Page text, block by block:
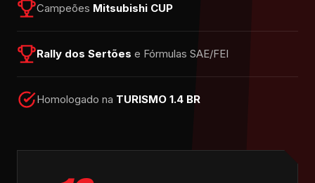
Campeões Mitsubishi CUP
Rally dos Sertões e Fórmulas SAE/FEI
Homologado na TURISMO 1.4 BR